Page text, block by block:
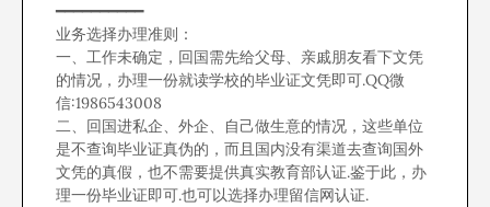
━━━━━━━━━━
业务选择办理准则：
一、工作未确定，回国需先给父母、亲戚朋友看下文凭
的情况，办理一份就读学校的毕业证文凭即可.QQ微
信:1986543008
二、回国进私企、外企、自己做生意的情况，这些单位
是不查询毕业证真伪的，而且国内没有渠道去查询国外
文凭的真假，也不需要提供真实教育部认证.鉴于此，办
理一份毕业证即可.也可以选择办理留信网认证.